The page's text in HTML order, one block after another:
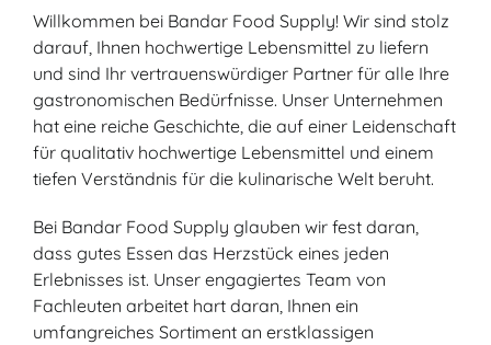
Willkommen bei Bandar Food Supply! Wir sind stolz
darauf, Ihnen hochwertige Lebensmittel zu liefern
und sind Ihr vertrauenswürdiger Partner für alle Ihre
gastronomischen Bedürfnisse. Unser Unternehmen
hat eine reiche Geschichte, die auf einer Leidenschaft
für qualitativ hochwertige Lebensmittel und einem
tiefen Verständnis für die kulinarische Welt beruht.
Bei Bandar Food Supply glauben wir fest daran,
dass gutes Essen das Herzstück eines jeden
Erlebnisses ist. Unser engagiertes Team von
Fachleuten arbeitet hart daran, Ihnen ein
umfangreiches Sortiment an erstklassigen